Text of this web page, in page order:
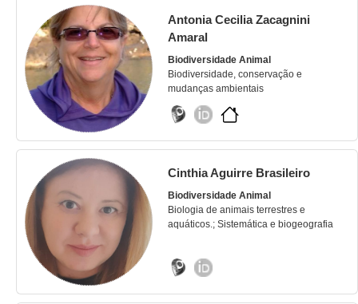
Antonia Cecilia Zacagnini
Amaral
Biodiversidade Animal
Biodiversidade, conservação e
mudanças ambientais
Cinthia Aguirre Brasileiro
Biodiversidade Animal
Biologia de animais terrestres e
aquáticos.; Sistemática e biogeografia